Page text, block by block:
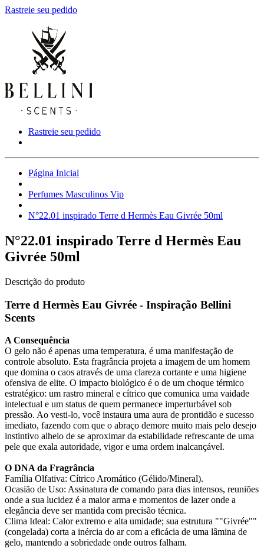
Rastreie seu pedido
Rastreie seu pedido
Página Inicial
Perfumes Masculinos Vip
N°22.01 inspirado Terre d Hermès Eau Givrée 50ml
N°22.01 inspirado Terre d Hermès Eau
Givrée 50ml
Descrição do produto
Terre d Hermès Eau Givrée - Inspiração Bellini
Scents
A Consequência
O gelo não é apenas uma temperatura, é uma manifestação de
controle absoluto. Esta fragrância projeta a imagem de um homem
que domina o caos através de uma clareza cortante e uma higiene
ofensiva de elite. O impacto biológico é o de um choque térmico
estratégico: um rastro mineral e cítrico que comunica uma vaidade
intelectual e um status de quem permanece imperturbável sob
pressão. Ao vesti-lo, você instaura uma aura de prontidão e sucesso
imediato, fazendo com que o abraço demore muito mais pelo desejo
instintivo alheio de se aproximar da estabilidade refrescante de uma
pele que exala autoridade, vigor e uma ordem inalcançável.
O DNA da Fragrância
Família Olfativa: Cítrico Aromático (Gélido/Mineral).
Ocasião de Uso: Assinatura de comando para dias intensos, reuniões
onde a sua lucidez é a maior arma e momentos de lazer onde a
elegância deve ser mantida com precisão técnica.
Clima Ideal: Calor extremo e alta umidade; sua estrutura ""Givrée""
(congelada) corta a inércia do ar com a eficácia de uma lâmina de
gelo, mantendo a sobriedade onde outros falham.